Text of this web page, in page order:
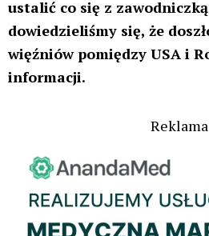
ustalić co się z
dowiedzieliśmy się, że
więźniów pomiędzy USA i
informacji.
Reklama